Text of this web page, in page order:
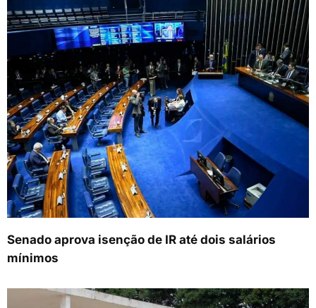
Senado aprova isenção de IR até dois salários
mínimos